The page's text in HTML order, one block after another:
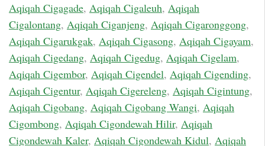
Aqiqah Cigagade, Aqiqah Cigaleuh, Aqiqah
Cigalontang, Aqiqah Ciganjeng, Aqiqah Cigaronggong,
Aqiqah Cigarukgak, Aqiqah Cigasong, Aqiqah Cigayam,
Aqiqah Cigedang, Aqiqah Cigedug, Aqiqah Cigelam,
Aqiqah Cigembor, Aqiqah Cigendel, Aqiqah Cigending,
Aqiqah Cigentur, Aqiqah Cigereleng, Aqiqah Cigintung,
Aqiqah Cigobang, Aqiqah Cigobang Wangi, Aqiqah
Cigombong, Aqiqah Cigondewah Hilir, Aqiqah
Cigondewah Kaler, Aqiqah Cigondewah Kidul, Aqiqah